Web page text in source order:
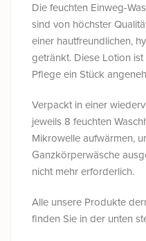
Die feuchten Einweg-
sind von höchster
einer hautfreundlichen,
getränkt. Diese Lotion
Pflege ein Stück
Verpackt in einer
jeweils 8 feuchten
Mikrowelle aufwärmen,
Ganzkörperwäsche
nicht mehr erforderlich.
Alle unsere Produkte
finden Sie in der unten